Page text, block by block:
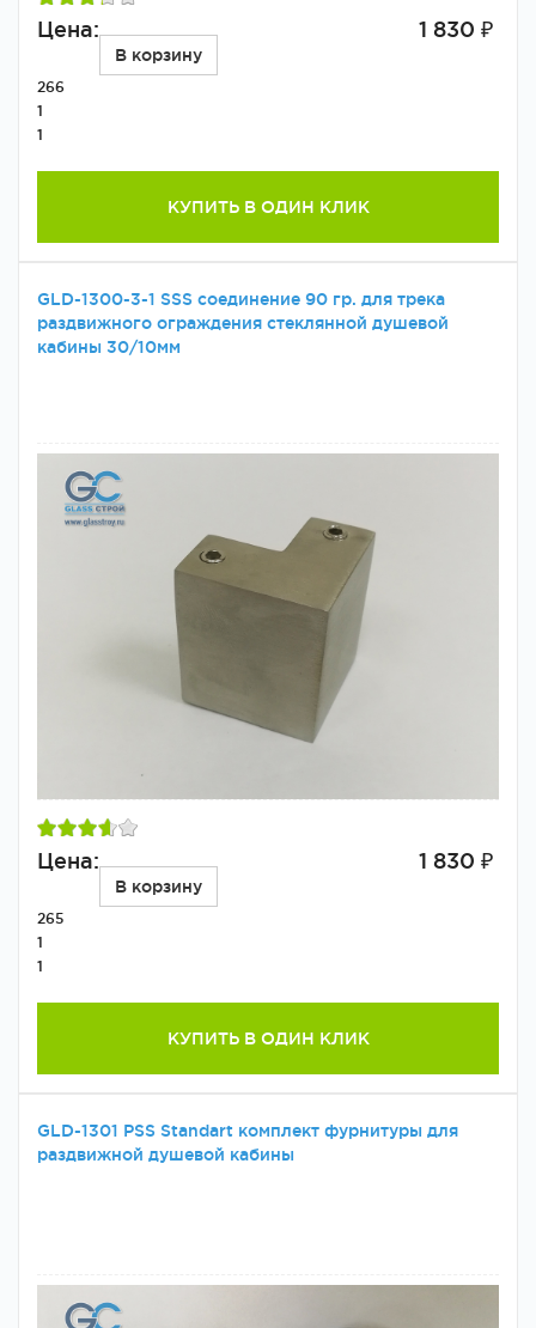
Цена: 1 830 ₽
В корзину
266
1
1
КУПИТЬ В ОДИН КЛИК
GLD-1300-3-1 SSS соединение 90 гр. для трека
раздвижного ограждения стеклянной душевой
кабины 30/10мм
Цена: 1 830 ₽
В корзину
265
1
1
КУПИТЬ В ОДИН КЛИК
GLD-1301 PSS Standart комплект фурнитуры для
раздвижной душевой кабины